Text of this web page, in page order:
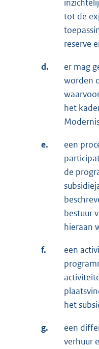
tot de
reserve
d.
er mag
worden
het
e.
een
de
bestuur
hieraan
f.
een
het
g.
een
verhuur